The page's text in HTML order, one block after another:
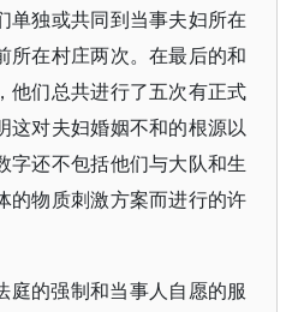
单独或共同到当事夫妇所在
所在村庄两次。在最后的和
他们总共进行了五次有正式
这对夫妇婚姻不和的根源以
字还不包括他们与大队和生
的物质刺激方案而进行的许
庭的强制和当事人自愿的服